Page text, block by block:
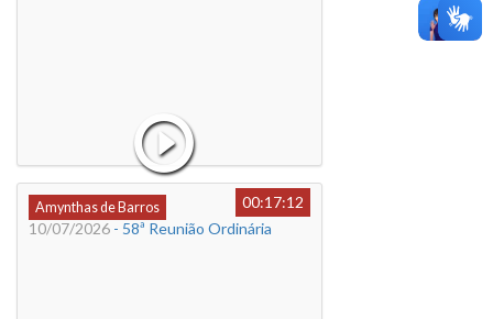
Amynthas de Barros
00:17:12
10/07/2026 - 58ª Reunião Ordinária